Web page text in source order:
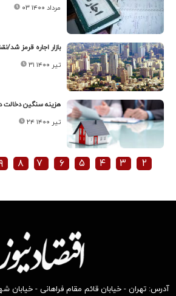
۰۳ مرداد ۱۴۰۰
بازار اجاره قرمز شد/
۳۱ تیر ۱۴۰۰
هزینه سنگین دخالت در
۲۴ تیر ۱۴۰۰
۲ ۳ ۴ ۵ ۶ ۷ ۸
آدرس: تهران - خیابان قائم مقام فراهانی -